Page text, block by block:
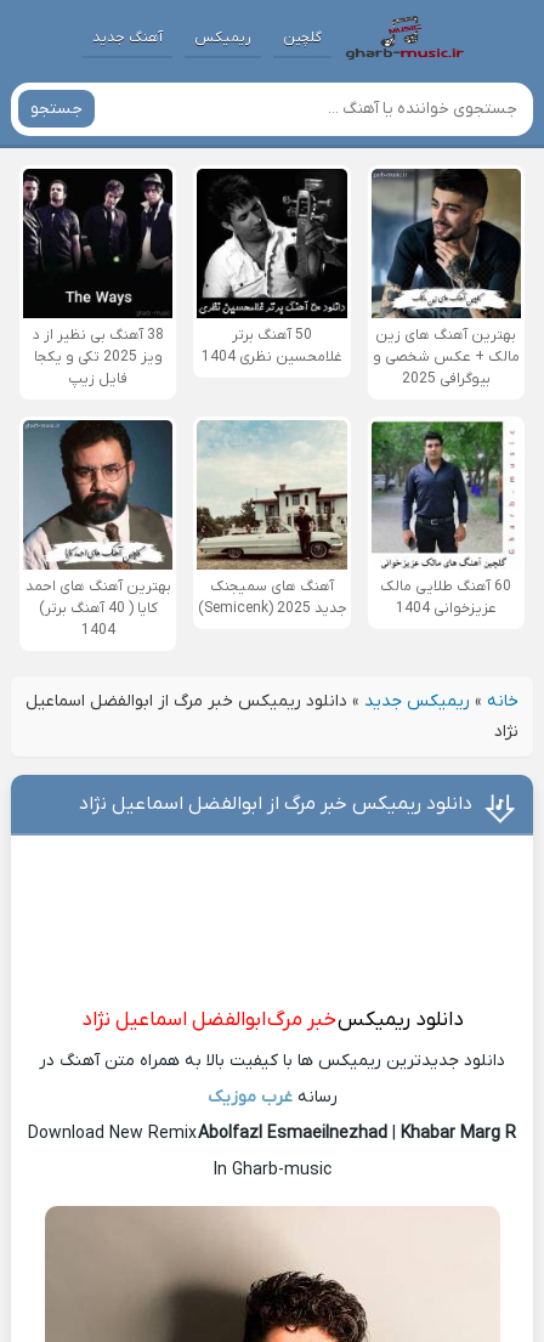
گلچین ریمیکس آهنگ جدید
جستجو
بهترین آهنگ های زین
مالک + عکس شخصی و
بیوگرافی 2025
50 آهنگ برتر
غلامحسین نظری 1404
38 آهنگ بی نظیر از د
ویز 2025 تکی و یکجا
فایل زیپ
60 آهنگ طلایی مالک
عزیزخوانی 1404
آهنگ های سمیجنک
جدید 2025 (Semicenk)
بهترین آهنگ های احمد
کایا ( 40 آهنگ برتر)
1404
خانه» ریمیکس جدید » دانلود ریمیکس خبر مرگ از ابوالفضل اسماعیل
نژاد
دانلود ریمیکس خبر مرگ از ابوالفضل اسماعیل نژاد
دانلود ریمیکسخبر مرگابوالفضل اسماعیل نژاد
دانلود جدیدترین ریمیکس ها با کیفیت بالا به همراه متن آهنگ در
رسانهغرب موزیک
Download New RemixAbolfazl Esmaeilnezhad | Khabar Marg R
In Gharb-music